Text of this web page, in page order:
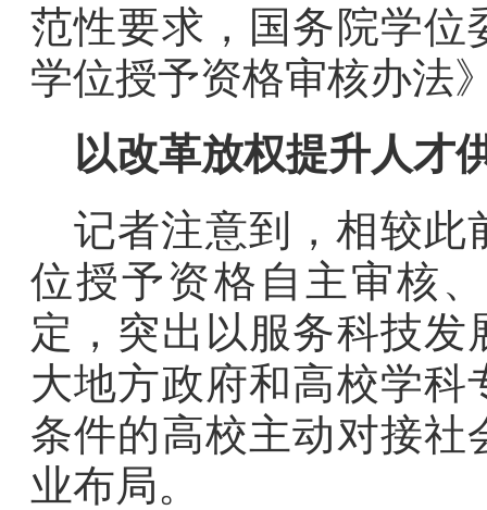
范性要求，国务院学位
学位授予资格审核办法
以改革放权提升人才
记者注意到，相较此
位授予资格自主审核
定，突出以服务科技
大地方政府和高校学
条件的高校主动对接社
业布局。